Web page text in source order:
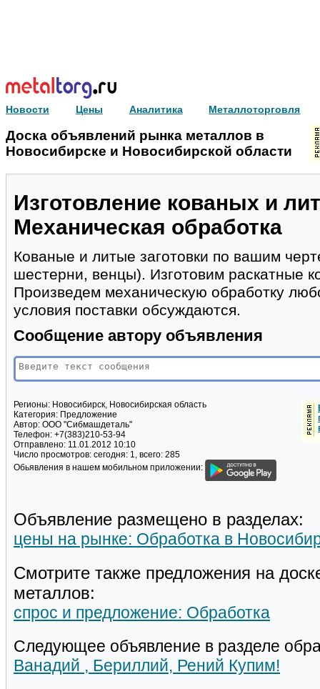
Новости Цены Аналитика Металлоторговля
Доска объявлений рынка металлов в
Новосибирске и Новосибирской области
Изготовление кованых и
Механическая обработка
Кованые и литые заготовки по вашим
шестерни, венцы). Изготовим раскатные
Произведем механическую обработку
условия поставки обсуждаются.
Сообщение автору объявления
Регионы: Новосибирск, Новосибирская область
Категория: Предложение
Автор: ООО "Сибмашдеталь"
Телефон: +7(383)210-53-94
Отправлено: 11.01.2012 10:10
Число просмотров: сегодня: 1, всего: 285
Обьявления в нашем мобильном приложении:
Объявление размещено в разделах:
цены на рынке: Обработка в
Смотрите также предложения на
металлов:
спрос и предложение: Обработка
Следующее объявление в разделе
Ванадий , Бериллий, Рений Купим!